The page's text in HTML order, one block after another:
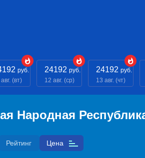
руб.
(вт)
24192 руб.
12 авг. (ср)
24192 руб.
13 авг. (чт)
Народная
Рейтинг Цена